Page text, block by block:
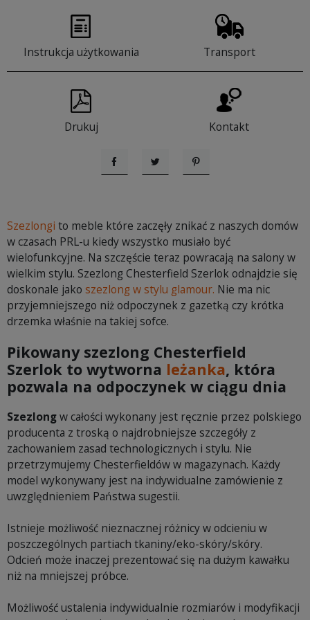
Instrukcja użytkowania Transport
Drukuj Kontakt
UdostępnijTweetujPinterest
Szezlongi to meble które zaczęły znikać z naszych domów
w czasach PRL-u kiedy wszystko musiało być
wielofunkcyjne. Na szczęście teraz powracają na salony w
wielkim stylu. Szezlong Chesterfield Szerlok odnajdzie się
doskonale jako szezlong w stylu glamour. Nie ma nic
przyjemniejszego niż odpoczynek z gazetką czy krótka
drzemka właśnie na takiej sofce.
Pikowany szezlong Chesterfield
Szerlok to wytworna leżanka, która
pozwala na odpoczynek w ciągu dnia
Szezlongw całości wykonany jest ręcznie przez polskiego
producenta z troską o najdrobniejsze szczegóły z
zachowaniem zasad technologicznych i stylu. Nie
przetrzymujemy Chesterfieldów w magazynach. Każdy
model wykonywany jest na indywidualne zamówienie z
uwzględnieniem Państwa sugestii.
Istnieje możliwość nieznacznej różnicy w odcieniu w
poszczególnych partiach tkaniny/eko-skóry/skóry.
Odcień może inaczej prezentować się na dużym kawałku
niż na mniejszej próbce.
Możliwość ustalenia indywidualnie rozmiarów i modyfikacji